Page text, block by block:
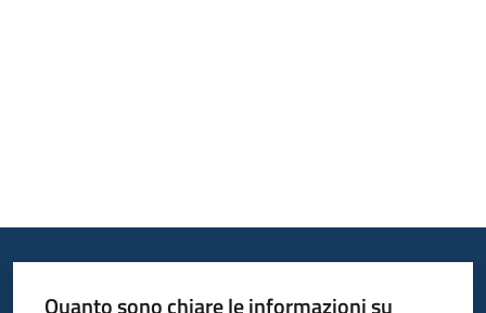
Guglielmi
Quanto sono chiare le informazioni su